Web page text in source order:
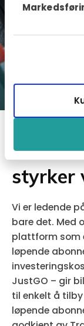
Et
styrker
Vi er ledende
bare det. Med
plattform som
løpende
JustGO – gir
til enkelt å
løpende